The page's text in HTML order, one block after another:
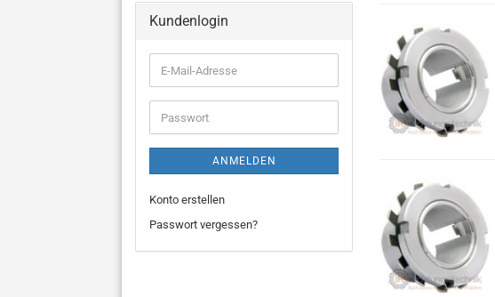
Kundenlogin
E-
Mail-
Adresse
Passwort
ANMELDEN
Konto erstellen
Passwort vergessen?